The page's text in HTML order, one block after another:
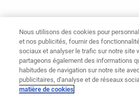
Nous utilisons des cookies pour
et nos publicités, fournir des
sociaux et analyser le trafic sur notre site
partageons également des informations
habitudes de navigation sur notre site
publicitaires, d'analyse et de réseaux
matière de cookies